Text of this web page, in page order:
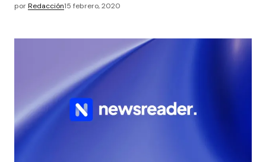
porRedacción15 febrero, 2020